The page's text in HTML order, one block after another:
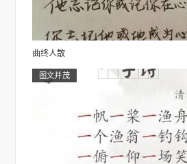
曲终人散
图文并茂